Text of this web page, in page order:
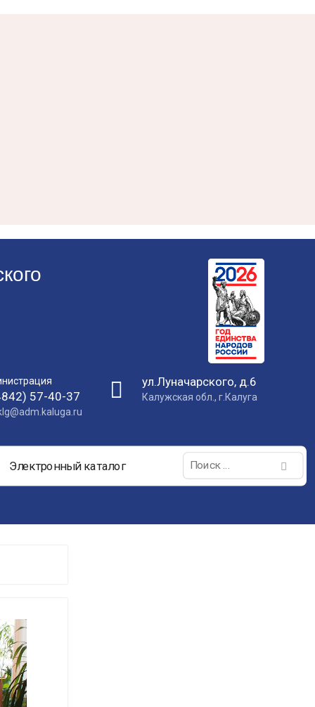
57-40-37
ул.Луначарского, д.6
Калужская обл., г.Калуга
Электронный каталог
Поиск: